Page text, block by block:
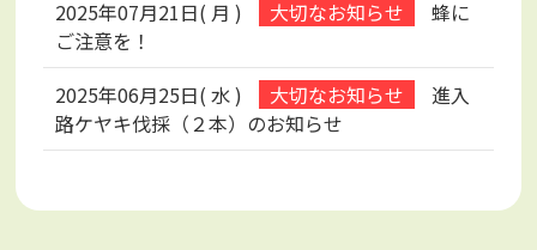
2025年07月21日( 月 )
蜂に
ご注意を！
2025年06月25日( 水 )
進入
路ケヤキ伐採（２本）のお知らせ